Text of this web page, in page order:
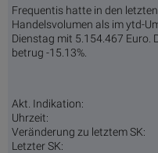
Frequentis hatte in den
Handelsvolumen als im ytd-
Dienstag mit 5.154.467 Euro.
betrug -15.13%.
Akt. Indikation:
Uhrzeit:
Veränderung zu letztem SK:
Letzter SK: